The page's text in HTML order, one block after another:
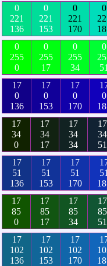
0
221
136
0
221
153
0
221
170
0
0
255
0
0
255
17
0
255
34
0
51
17
0
136
17
0
153
17
0
170
0
17
34
0
17
34
17
17
34
34
17
34
51
17
51
136
17
51
153
17
51
170
51
17
85
0
17
85
17
17
85
34
17
85
51
17
102
136
17
102
153
17
102
170